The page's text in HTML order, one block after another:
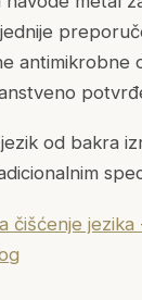
antimikrobne
od bakra
čišćenje jezika